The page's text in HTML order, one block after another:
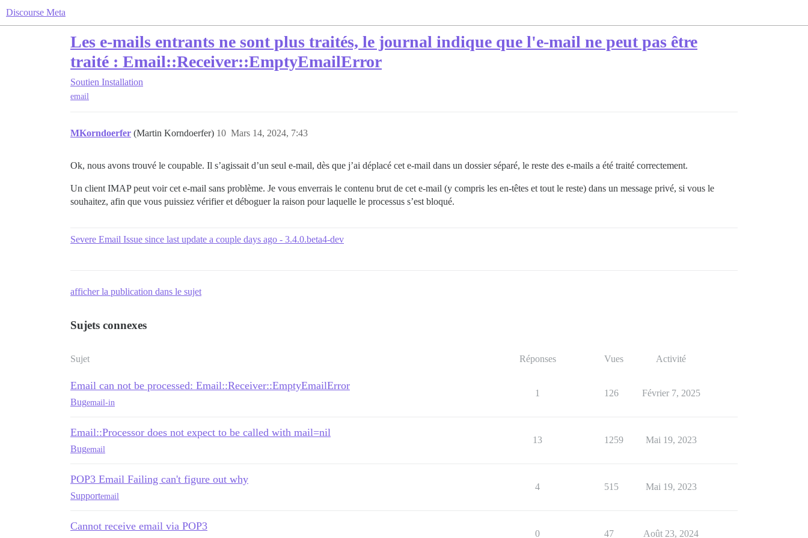
Discourse Meta
Les e-mails entrants ne sont plus traités, le journal indique que l'e-mail ne peut pas être
traité : Email::Receiver::EmptyEmailError
Soutien Installation
email
MKorndoerfer (Martin Korndoerfer) Mars 14, 2024, 7:43
10
Ok, nous avons trouvé le coupable. Il s’agissait d’un seul e-mail, dès que j’ai déplacé cet e-mail dans un dossier séparé, le reste des e-mails a été traité correctement.
Un client IMAP peut voir cet e-mail sans problème. Je vous enverrais le contenu brut de cet e-mail (y compris les en-têtes et tout le reste) dans un message privé, si vous le
souhaitez, afin que vous puissiez vérifier et déboguer la raison pour laquelle le processus s’est bloqué.
Severe Email Issue since last update a couple days ago - 3.4.0.beta4-dev
afficher la publication dans le sujet
Sujets connexes
Sujet Réponses Vues Activité
Email can not be processed: Email::Receiver::EmptyEmailError
Bugemail-in
1 126 Février 7, 2025
Email::Processor does not expect to be called with mail=nil
Bugemail
13 1259 Mai 19, 2023
POP3 Email Failing can't figure out why
Supportemail
4 515 Mai 19, 2023
Cannot receive email via POP3
0 47 Août 23, 2024